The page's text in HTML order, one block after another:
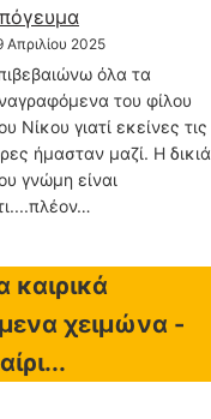
Απριλίου 2025
όλα τα
του φίλου
Νίκου γιατί εκείνες τις
ήμασταν μαζί. Η δικιά
γνώμη είναι
καιρικά
χειμώνα -